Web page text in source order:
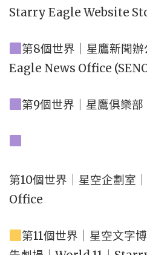
Starry Eagle Website
第8個世界｜星鷹新聞
Eagle News Office
第9個世界｜星鷹俱樂
第10個世界｜星空企劃
Office
第11個世界｜星空文字